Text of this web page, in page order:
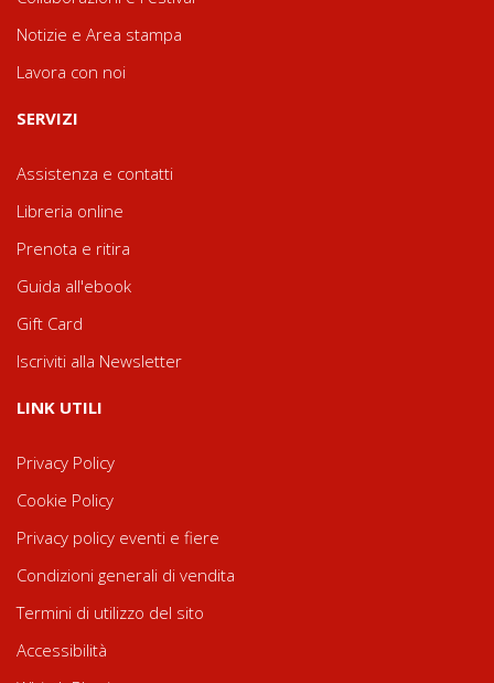
Notizie e Area stampa
Lavora con noi
SERVIZI
Assistenza e contatti
Libreria online
Prenota e ritira
Guida all'ebook
Gift Card
Iscriviti alla Newsletter
LINK UTILI
Privacy Policy
Cookie Policy
Privacy policy eventi e fiere
Condizioni generali di vendita
Termini di utilizzo del sito
Accessibilità